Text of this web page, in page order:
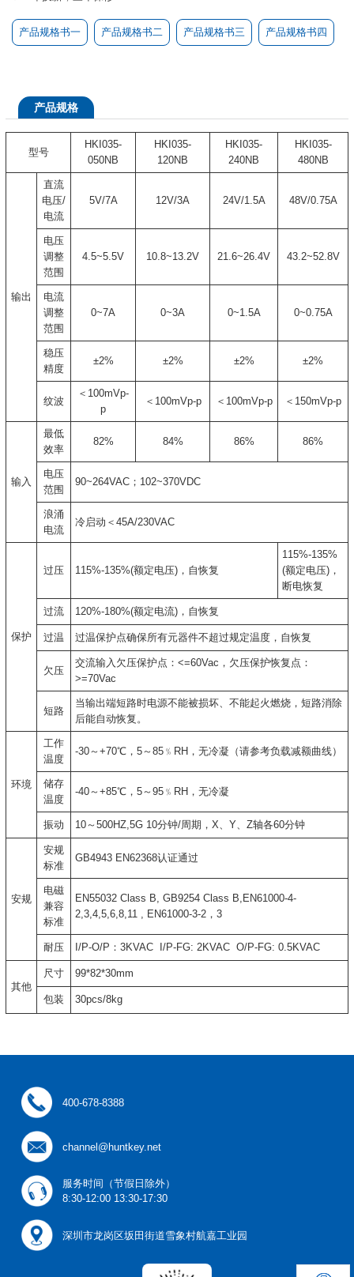
产品规格书一 产品规格书二 产品规格书三 产品规格书四
产品规格
型号
HKI035-
050NB
HKI035-
120NB
HKI035-
240NB
HKI035-
480NB
输出
直流
电压/
电流
5V/7A 12V/3A 24V/1.5A 48V/0.75A
电压
调整
范围
4.5~5.5V 10.8~13.2V 21.6~26.4V 43.2~52.8V
电流
调整
范围
0~7A 0~3A 0~1.5A 0~0.75A
稳压
精度
±2% ±2% ±2% ±2%
纹波
＜100mVp-
p
＜100mVp-p ＜100mVp-p ＜150mVp-p
输入
最低
效率
82% 84% 86% 86%
电压
范围
90~264VAC；102~370VDC
浪涌
电流
冷启动＜45A/230VAC
保护
过压 115%-135%(额定电压)，自恢复
115%-135%
(额定电压)，
断电恢复
过流 120%-180%(额定电流)，自恢复
过温 过温保护点确保所有元器件不超过规定温度，自恢复
欠压
交流输入欠压保护点：<=60Vac，欠压保护恢复点：
>=70Vac
短路
当输出端短路时电源不能被损坏、不能起火燃烧，短路消除
后能自动恢复。
环境
工作
温度
-30～+70℃，5～85﹪RH，无冷凝（请参考负载减额曲线）
储存
温度
-40～+85℃，5～95﹪RH，无冷凝
振动 10～500HZ,5G 10分钟/周期，X、Y、Z轴各60分钟
安规
安规
标准
GB4943 EN62368认证通过
电磁
兼容
标准
EN55032 Class B, GB9254 Class B,EN61000-4-
2,3,4,5,6,8,11 , EN61000-3-2，3
耐压 I/P-O/P：3KVAC I/P-FG: 2KVAC O/P-FG: 0.5KVAC
其他
尺寸 99*82*30mm
包装 30pcs/8kg
400-678-8388
channel@huntkey.net
服务时间（节假日除外）
8:30-12:00 13:30-17:30
深圳市龙岗区坂田街道雪象村航嘉工业园